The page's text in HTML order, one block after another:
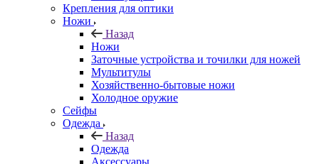
Крепления для оптики
Ножи
Назад
Ножи
Заточные устройства и точилки для ножей
Мультитулы
Хозяйственно-бытовые ножи
Холодное оружие
Сейфы
Одежда
Назад
Одежда
Аксессуары